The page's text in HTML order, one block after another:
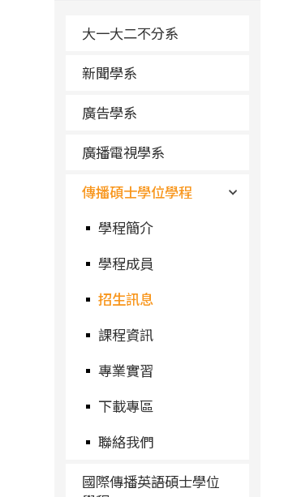
大一大二不分系
新聞學系
廣告學系
廣播電視學系
傳播碩士學位學程
學程簡介
學程成員
招生訊息
課程資訊
專業實習
下載專區
聯絡我們
國際傳播英語碩士學位